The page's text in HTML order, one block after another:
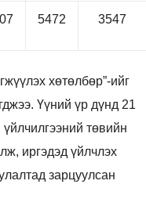
5472 3547
хөтөлбөр”-ийг
Үүний үр дүнд 21
төвийн
иргэдэд үйлчлэх
зарцуулсан